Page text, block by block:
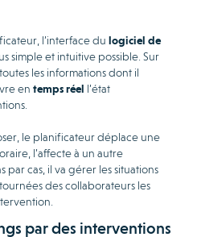
l’interface du logiciel de
simple et intuitive possible. Sur
les informations dont il
en temps réel l’état
le planificateur déplace une
l’affecte à un autre
par cas, il va gérer les situations
des collaborateurs les
par des interventions